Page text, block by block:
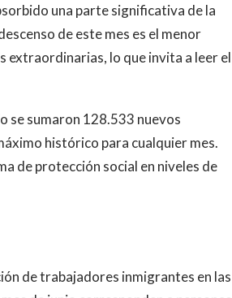
una parte significativa de la
de este mes es el menor
extraordinarias, lo que invita a leer el
se sumaron 128.533 nuevos
histórico para cualquier mes.
de protección social en niveles de
de trabajadores inmigrantes en las